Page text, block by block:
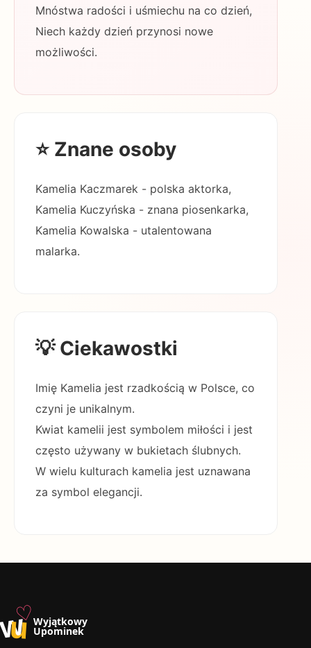
Mnóstwa radości i uśmiechu na co dzień,
Niech każdy dzień przynosi nowe
możliwości.
⭐ Znane osoby
Kamelia Kaczmarek - polska aktorka,
Kamelia Kuczyńska - znana piosenkarka,
Kamelia Kowalska - utalentowana
malarka.
💡 Ciekawostki
Imię Kamelia jest rzadkością w Polsce, co
czyni je unikalnym.
Kwiat kamelii jest symbolem miłości i jest
często używany w bukietach ślubnych.
W wielu kulturach kamelia jest uznawana
za symbol elegancji.
u♡Wyjątkowy
Upominek